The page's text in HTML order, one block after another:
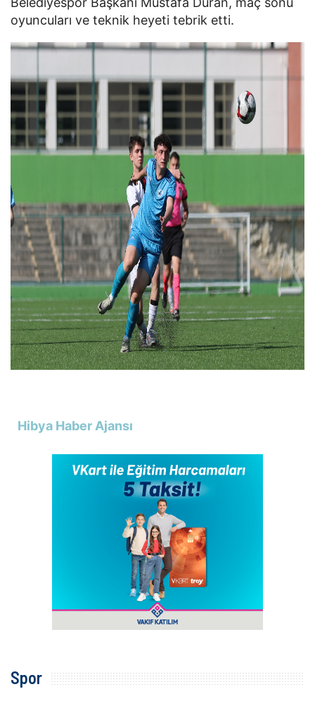
oyuncuları ve teknik heyeti tebrik etti.
Hibya Haber Ajansı
Spor